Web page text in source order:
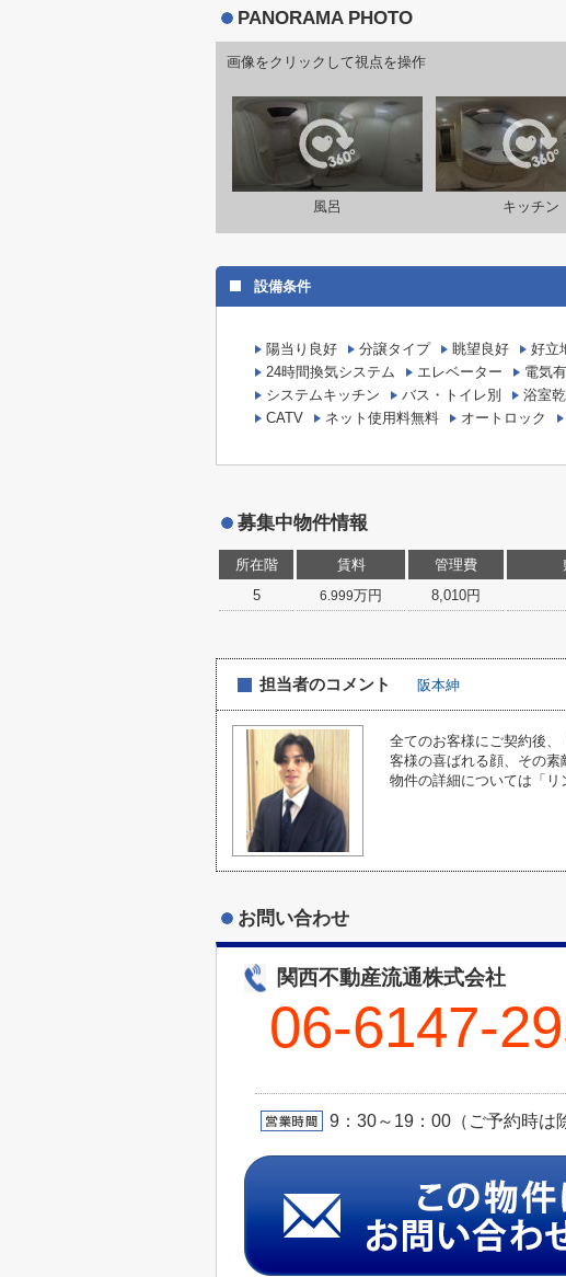
PANORAMA PHOTO
画像をクリックして視点を操作
風呂 キッチン
設備条件
陽当り良好 分譲タイプ 眺望良好 好立
24時間換気システム
エレベーター 電気有
システムキッチン
バス・トイレ別 浴室
CATV
ネット使用料無料 オートロック
募集中物件情報
所在階 賃料 管理費
5
6.999万円 8,010円
担当者のコメント 阪本紳
全てのお客様にご契約後
客様の喜ばれる顔、その素
物件の詳細については「リ
お問い合わせ
関西不動産流通株式会社
06-6147-
9：30～19：00（ご予約時は